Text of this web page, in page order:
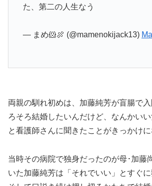
た、第二の人生なう
— まめ🐹🍖 (@mamenokijack13)
両親の馴れ初めは、加藤純芳が盲腸で
ろそろ結婚したいんだけど、なんかいい
と看護師さんに聞きたことがきっかけに
当時その病院で独身だったのが母･加藤
いた加藤純芳は「それでいい」とすぐに